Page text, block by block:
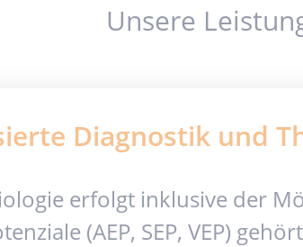
Unsere
Diagnostik und
erfolgt inklusive der
(AEP, SEP, VEP)